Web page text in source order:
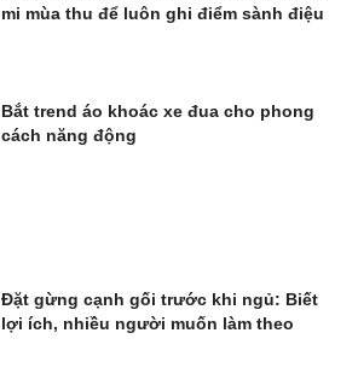
mi mùa thu để luôn ghi điểm sành điệu
Bắt trend áo khoác xe đua cho phong
cách năng động
Đặt gừng cạnh gối trước khi ngủ: Biết
lợi ích, nhiều người muốn làm theo